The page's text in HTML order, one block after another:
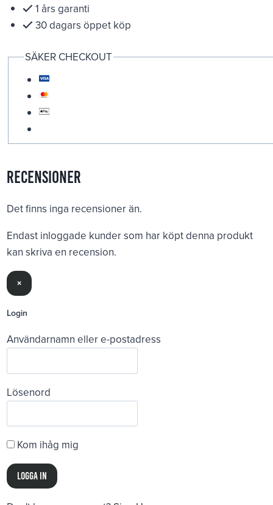
1 års garanti
30 dagars öppet köp
SÄKER CHECKOUT
Recensioner
Det finns inga recensioner än.
Endast inloggade kunder som har köpt denna produkt
kan skriva en recension.
×
Login
Användarnamn eller e-postadress
Lösenord
Kom ihåg mig